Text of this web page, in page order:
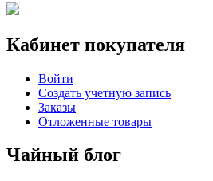
Кабинет покупателя
Войти
Создать учетную запись
Заказы
Отложенные товары
Чайный блог